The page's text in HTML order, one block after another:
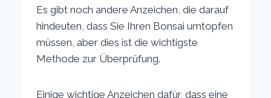
Es gibt noch andere Anzeichen, die darauf
hindeuten, dass Sie Ihren Bonsai umtopfen
müssen, aber dies ist die wichtigste
Methode zur Überprüfung.
Einige wichtige Anzeichen dafür, dass eine